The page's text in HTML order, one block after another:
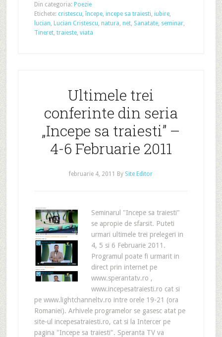
Din categoria: Poezie
Etichete: cristescu,începe, incepe sa traiesti, iubire,
lucian, Lucian Cristescu, natura, net, Sanatate, seminar,
Tineret, traieste, viata
Ultimele trei
conferinte din seria
„Incepe sa traiesti” –
4-6 Februarie 2011
februarie 4, 2011 By Site Editor
Seminarul "Incepe sa traiesti"
se apropie de sfarsit. Puteti
urmari ultimele trei prelegeri in
4, 5 si 6 Februarie 2011.
Programul poate fi urmarit in
direct prin internet pe
www.sperantatv.ro ,
www.incepesatraiesti.ro cat si
pe www.lightchanneltv.ro intre orele 19-21 (ora
Romaniei). Arhivele programelor se gasesc atat pe
site-ul incepesatraiesti.ro, cat si la Intercer pe
pagina "Incepe sa traiesti". Speranta TV va